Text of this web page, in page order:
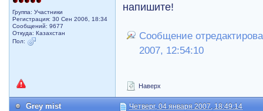
Группа: Участники
Регистрация: 30 Сен 2006, 18:34
Сообщений: 9677
Откуда: Казахстан
Пол:
напишите!
Сообщение
2007, 12:54:10
Наверх
Grey mist Четверг, 04 января 2007, 18:49:14